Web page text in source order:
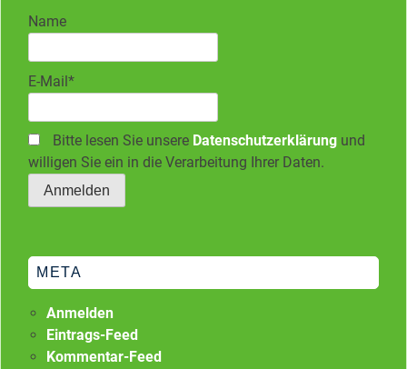
Name
E-Mail*
Bitte lesen Sie unsere Datenschutzerklärung und
willigen Sie ein in die Verarbeitung Ihrer Daten.
META
Anmelden
Eintrags-Feed
Kommentar-Feed